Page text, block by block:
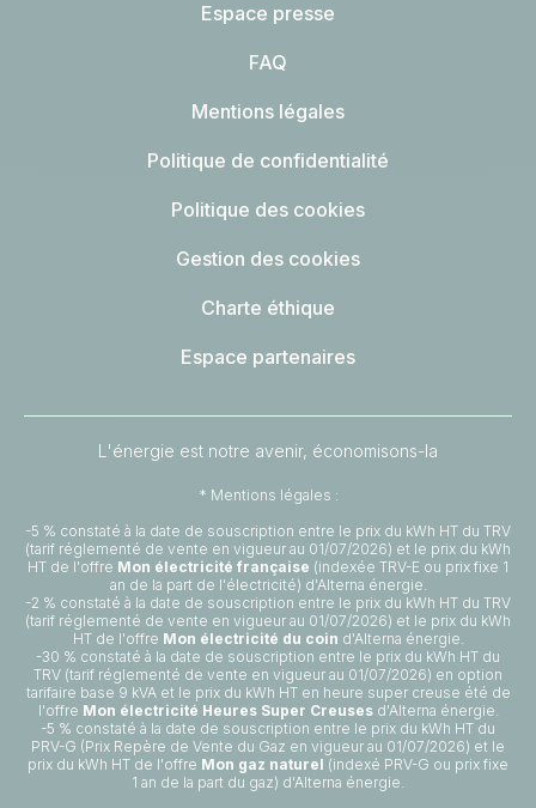
Espace presse
FAQ
Mentions légales
Politique de confidentialité
Politique des cookies
Gestion des cookies
Charte éthique
Espace partenaires
L'énergie est notre avenir, économisons-la
* Mentions légales :
-5 % constaté à la date de souscription entre le prix du kWh HT du TRV
(tarif réglementé de vente en vigueur au 01/07/2026) et le prix du kWh
HT de l'offre Mon électricité française (indexée TRV-E ou prix fixe 1
an de la part de l'électricité) d'Alterna énergie.
-2 % constaté à la date de souscription entre le prix du kWh HT du TRV
(tarif réglementé de vente en vigueur au 01/07/2026) et le prix du kWh
HT de l'offre Mon électricité du coin d'Alterna énergie.
-30 % constaté à la date de souscription entre le prix du kWh HT du
TRV (tarif réglementé de vente en vigueur au 01/07/2026) en option
tarifaire base 9 kVA et le prix du kWh HT en heure super creuse été de
l'offre Mon électricité Heures Super Creusesd'Alterna énergie.
-5 % constaté à la date de souscription entre le prix du kWh HT du
PRV-G (Prix Repère de Vente du Gaz en vigueur au 01/07/2026) et le
prix du kWh HT de l'offre Mon gaz naturel (indexé PRV-G ou prix fixe
1 an de la part du gaz) d'Alterna énergie.